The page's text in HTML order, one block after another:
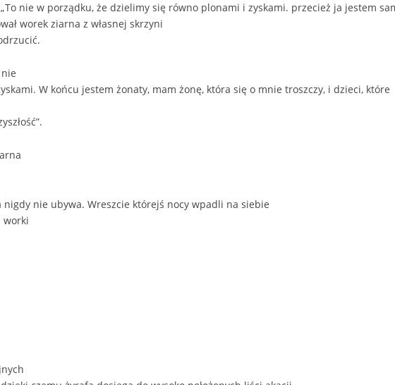
nie w porządku, że dzielimy się równo plonami i zyskami. przecież ja jestem
worek ziarna z własnej skrzyni
W końcu jestem żonaty, mam żonę, która się o mnie troszczy, i dzieci, które
nie ubywa. Wreszcie którejś nocy wpadli na siebie
worki